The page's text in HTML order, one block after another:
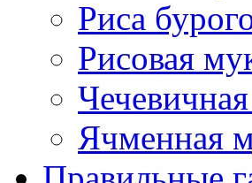
Риса
Рисовая
Ячменная